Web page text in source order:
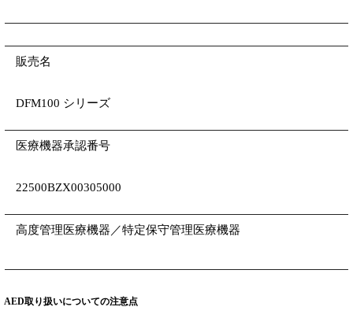
販売名
DFM100 シリーズ
医療機器承認番号
22500BZX00305000
高度管理医療機器／特定保守管理医療機器
AED取り扱いについての注意点